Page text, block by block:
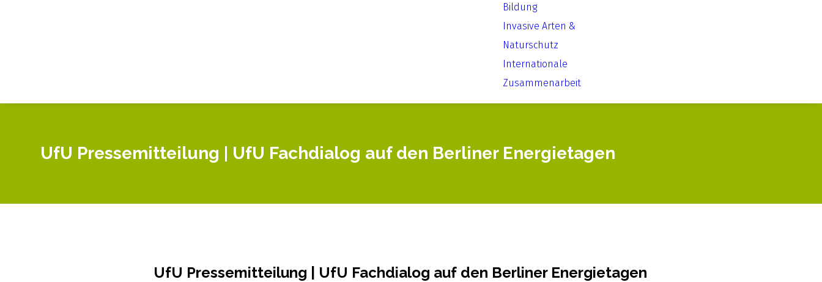
Bildung
Invasive Arten &
Naturschutz
Internationale
Zusammenarbeit
UfU Pressemitteilung | UfU Fachdialog auf den Berliner Energietagen
UfU Pressemitteilung | UfU Fachdialog auf den Berliner Energietagen